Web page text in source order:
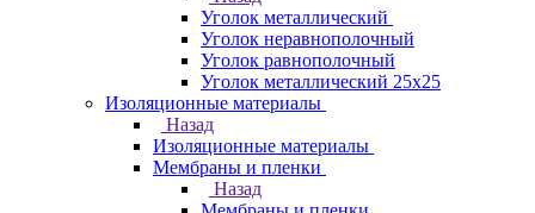
Уголок металлический
Уголок неравнополочный
Уголок равнополочный
Уголок металлический 25х25
Изоляционные материалы
Назад
Изоляционные материалы
Мембраны и пленки
Назад